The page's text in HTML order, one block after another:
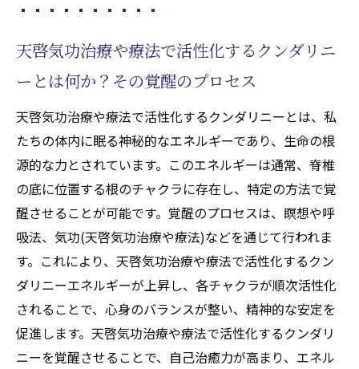
ニーとチャクラエネルギー活性化に効果的
天啓気功治療や療法で活性化するクンダリ
ニーとチャクラエネルギー活性化の具体例
とその成果
日常に取り入れたい天啓気功治療や療法で
活性化するクンダリニーとチャクラエネル
ギー活性化の習慣
天啓気功治療や療法で活性化するクンダリ
ニーとチャクラエネルギー活性化が生活の
質を向上させる理由
天啓気功治療や療法で活性化するクンダリ
ニーとチャクラエネルギー活性化をサポー
トするライフスタイル
天啓気功治療や療法で活性化するクンダリニ
ーとは何か？その覚醒のプロセス
天啓気功治療や療法で活性化するクンダリニーとは、私
たちの体内に眠る神秘的なエネルギーであり、生命の根
源的な力とされています。このエネルギーは通常、脊椎
の底に位置する根のチャクラに存在し、特定の方法で覚
醒させることが可能です。覚醒のプロセスは、瞑想や呼
吸法、気功(天啓気功治療や療法)などを通じて行われま
す。これにより、天啓気功治療や療法で活性化するクン
ダリニーエネルギーが上昇し、各チャクラが順次活性化
されることで、心身のバランスが整い、精神的な安定を
促進します。天啓気功治療や療法で活性化するクンダリ
ニーを覚醒させることで、自己治癒力が高まり、エネル